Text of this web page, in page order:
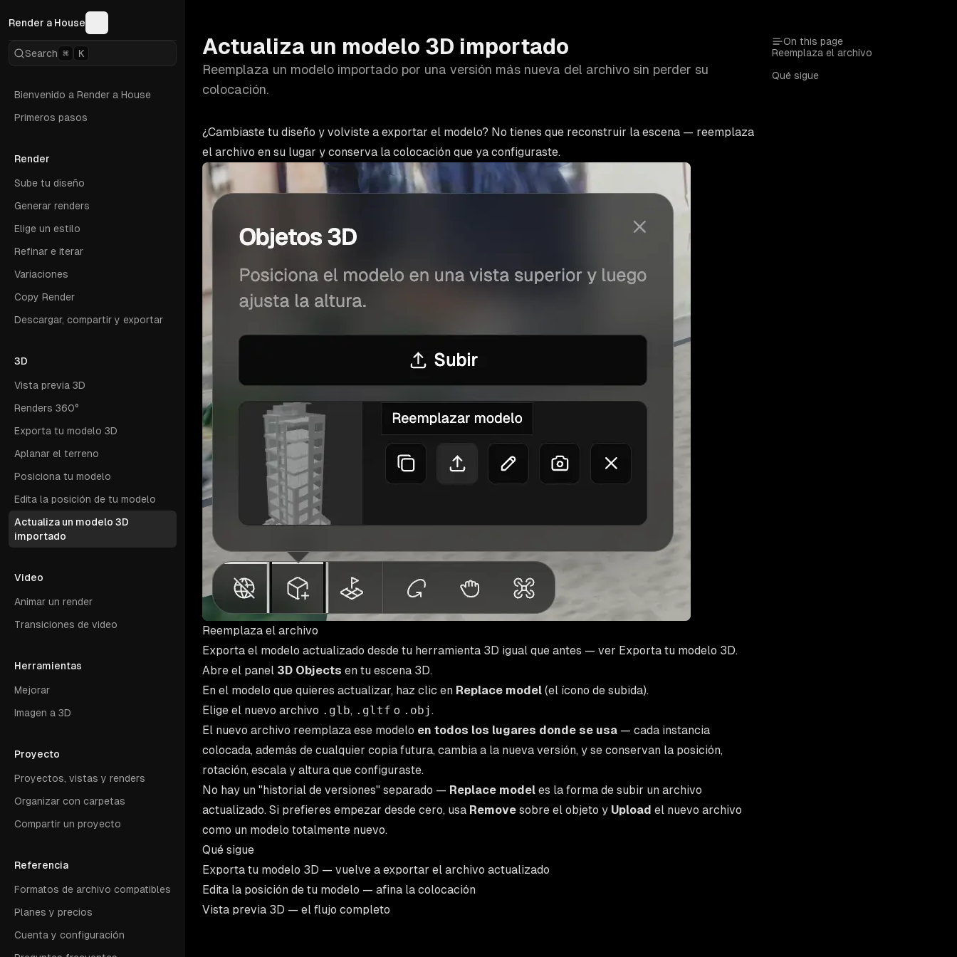
Render a House
Search ⌘ K
Bienvenido a Render a House
Primeros pasos
Render
Sube tu diseño
Generar renders
Elige un estilo
Refinar e iterar
Variaciones
Copy Render
Descargar, compartir y exportar
3D
Vista previa 3D
Renders 360°
Exporta tu modelo 3D
Aplanar el terreno
Posiciona tu modelo
Edita la posición de tu modelo
Actualiza un modelo 3D
importado
Video
Animar un render
Transiciones de video
Herramientas
Mejorar
Imagen a 3D
Proyecto
Proyectos, vistas y renders
Organizar con carpetas
Compartir un proyecto
Referencia
Formatos de archivo compatibles
Planes y precios
Cuenta y configuración
Actualiza un modelo 3D importado
Reemplaza un modelo importado por una versión más nueva del archivo sin perder su
colocación.
¿Cambiaste tu diseño y volviste a exportar el modelo? No tienes que reconstruir la escena — reemplaza
el archivo en su lugar y conserva la colocación que ya configuraste.
Reemplaza el archivo
Exporta el modelo actualizado desde tu herramienta 3D igual que antes — ver Exporta tu modelo 3D.
Abre el panel 3D Objects en tu escena 3D.
En el modelo que quieres actualizar, haz clic en Replace model (el ícono de subida).
Elige el nuevo archivo .glb, .gltf o .obj.
El nuevo archivo reemplaza ese modelo en todos los lugares donde se usa — cada instancia
colocada, además de cualquier copia futura, cambia a la nueva versión, y se conservan la posición,
rotación, escala y altura que configuraste.
No hay un "historial de versiones" separado — Replace model es la forma de subir un archivo
actualizado. Si prefieres empezar desde cero, usa Remove sobre el objeto y Upload el nuevo archivo
como un modelo totalmente nuevo.
Qué sigue
Exporta tu modelo 3D — vuelve a exportar el archivo actualizado
Edita la posición de tu modelo — afina la colocación
Vista previa 3D — el flujo completo
On this page
Reemplaza el archivo
Qué sigue